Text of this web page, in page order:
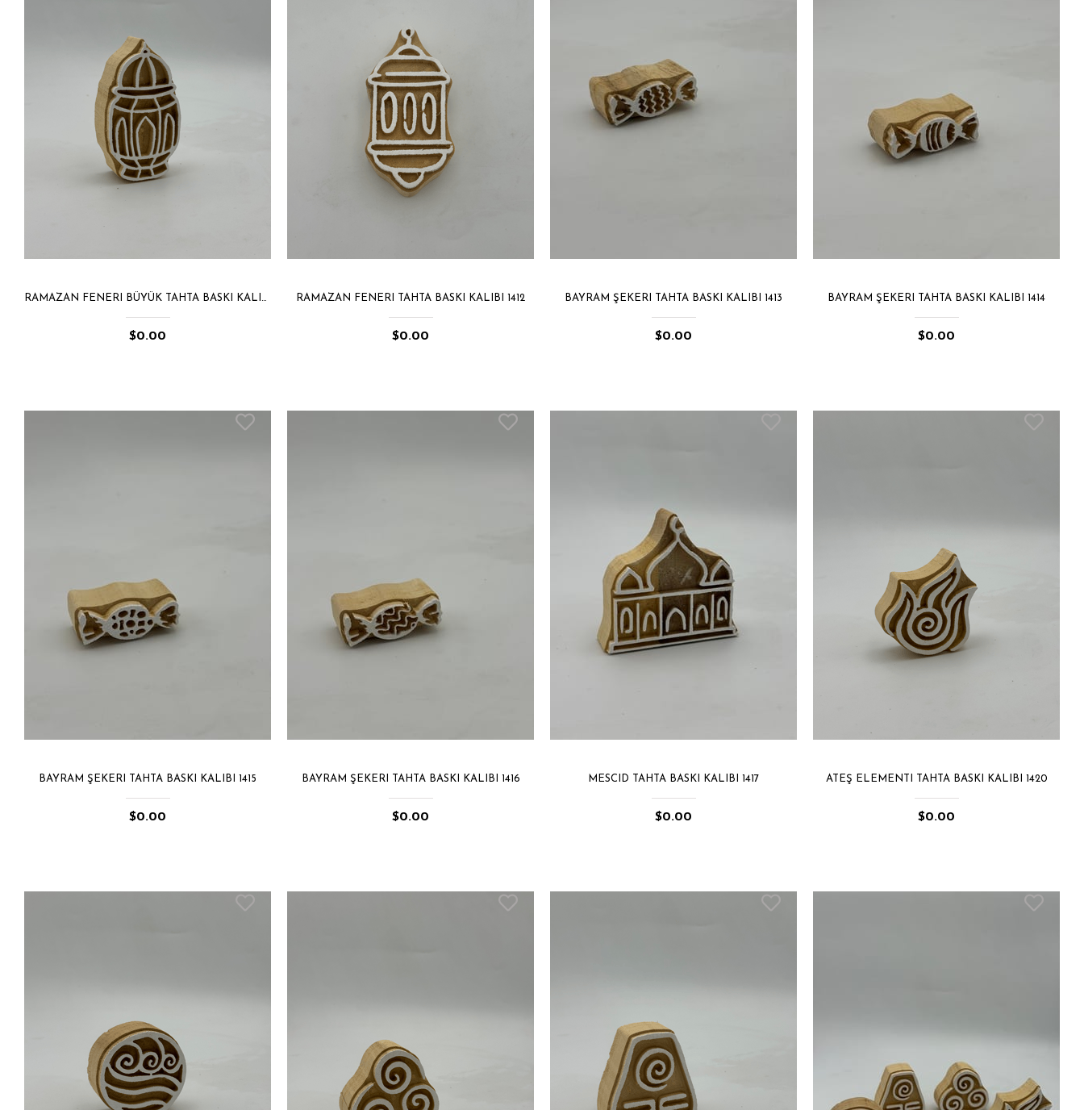
RAMAZAN FENERI BÜYÜK TAHTA BASKI KALIBI 1411
$0.00
RAMAZAN FENERI TAHTA BASKI KALIBI 1412
$0.00
BAYRAM ŞEKERI TAHTA BASKI KALIBI 1413
$0.00
BAYRAM ŞEKERI TAHTA BASKI KALIBI 1414
$0.00
BAYRAM ŞEKERI TAHTA BASKI KALIBI 1415
$0.00
BAYRAM ŞEKERI TAHTA BASKI KALIBI 1416
$0.00
MESCID TAHTA BASKI KALIBI 1417
$0.00
ATEŞ ELEMENTI TAHTA BASKI KALIBI 1420
$0.00